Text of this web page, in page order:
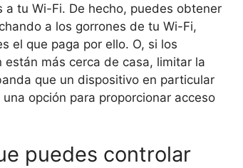
a tu Wi-Fi. De hecho, puedes obtener
a los gorrones de tu Wi-Fi,
el que paga por ello. O, si los
más cerca de casa, limitar la
que un dispositivo en particular
opción para proporcionar acceso
puedes controlar